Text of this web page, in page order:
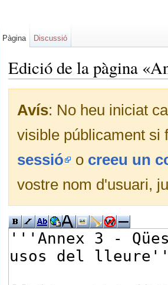
Edició de la pàgina
Avís: No heu iniciat
visible públicament
sessió
o creeu un
vostre nom d'usuari,
Pàgina Discussió